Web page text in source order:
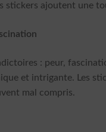
stickers ajoutent une
: peur,
et intrigante. Les
mal compris.